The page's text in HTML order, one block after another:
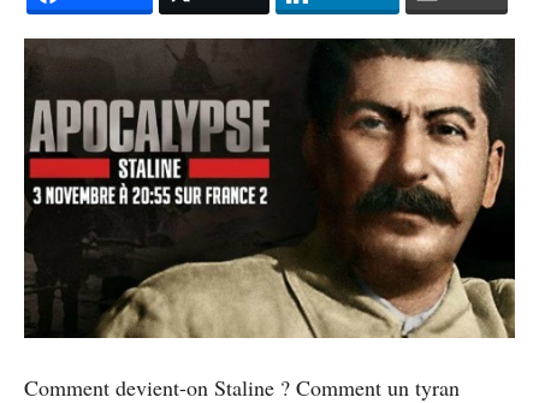
Comment devient-on Staline ? Comment un tyran